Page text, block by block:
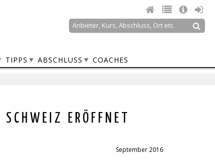
Suche
TIPPS ABSCHLUSS COACHES
ERÖFFNET
September 2016